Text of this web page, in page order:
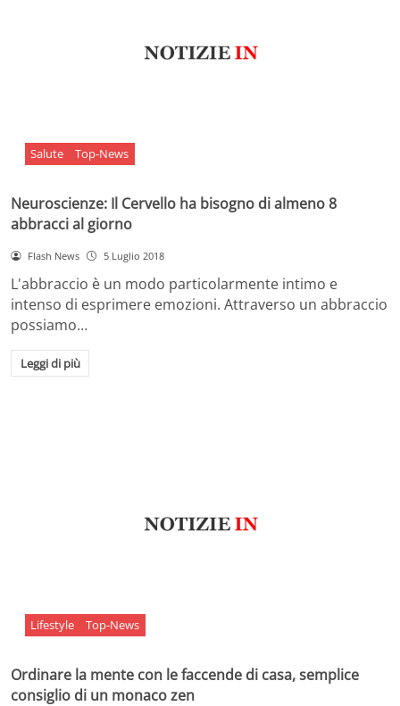
Salute Top-News
Neuroscienze: Il Cervello ha bisogno di almeno 8
abbracci al giorno
Flash News 5 Luglio 2018
L'abbraccio è un modo particolarmente intimo e
intenso di esprimere emozioni. Attraverso un abbraccio
possiamo…
Leggi di più
Lifestyle Top-News
Ordinare la mente con le faccende di casa, semplice
consiglio di un monaco zen